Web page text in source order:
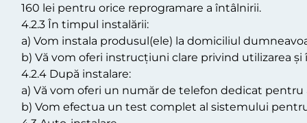
160 lei pentru orice reprogramare a întâlnirii.
4.2.3 În timpul instalării:
a) Vom instala produsul(ele) la domiciliul
b) Vă vom oferi instrucțiuni clare privind utilizarea
4.2.4 După instalare:
a) Vă vom oferi un număr de telefon dedicat
b) Vom efectua un test complet al sistemului